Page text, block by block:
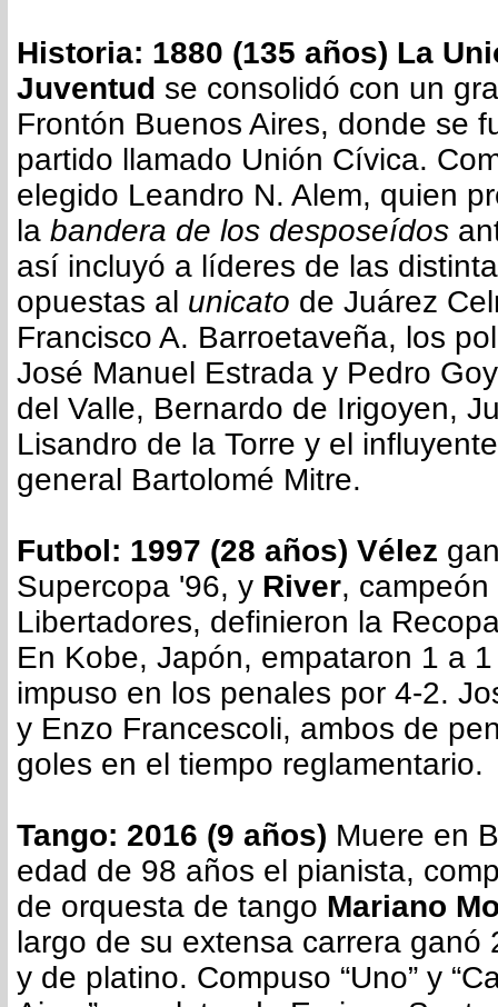
Historia: 1880 (135 años) La
Juventud se consolidó con un
Frontón Buenos Aires, donde se
partido llamado Unión Cívica.
elegido Leandro N. Alem, quien
la bandera de los desposeídos
así incluyó a líderes de las
opuestas al unicato de Juárez
Francisco A. Barroetaveña, los
José Manuel Estrada y Pedro
del Valle, Bernardo de Irigoyen,
Lisandro de la Torre​ y el
general Bartolomé Mitre.
Futbol: 1997 (28 años) Vélez
Supercopa '96, y River,
Libertadores, definieron la
En Kobe, Japón, empataron 1 a
impuso en los penales por 4-2.
y Enzo Francescoli, ambos de
goles en el tiempo reglamentario.
Tango: 2016 (9 años) Muere en
edad de 98 años el pianista,
de orquesta de tango Mariano
largo de su extensa carrera ganó
y de platino. Compuso “Uno” y